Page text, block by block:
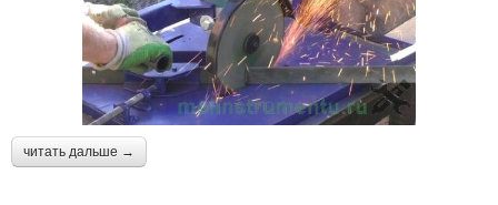
читать дальше →